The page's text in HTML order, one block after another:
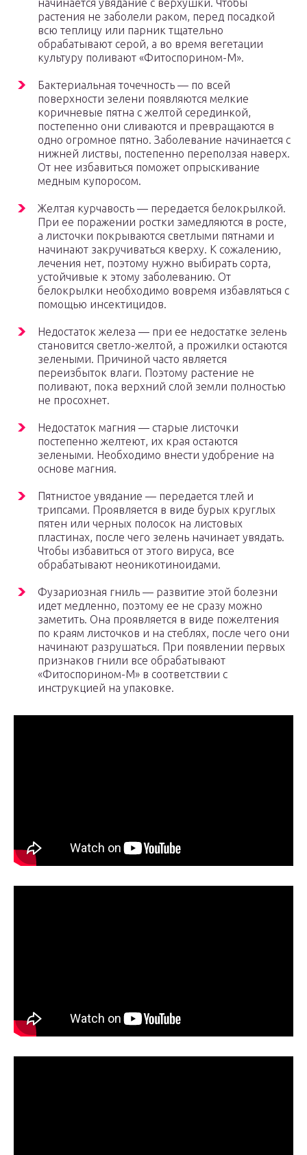
начинается увядание с верхушки. Чтобы
растения не заболели раком, перед посадкой
всю теплицу или парник тщательно
обрабатывают серой, а во время вегетации
культуру поливают «Фитоспорином-М».
Бактериальная точечность — по всей
поверхности зелени появляются мелкие
коричневые пятна с желтой серединкой,
постепенно они сливаются и превращаются в
одно огромное пятно. Заболевание начинается с
нижней листвы, постепенно переползая наверх.
От нее избавиться поможет опрыскивание
медным купоросом.
Желтая курчавость — передается белокрылкой.
При ее поражении ростки замедляются в росте,
а листочки покрываются светлыми пятнами и
начинают закручиваться кверху. К сожалению,
лечения нет, поэтому нужно выбирать сорта,
устойчивые к этому заболеванию. От
белокрылки необходимо вовремя избавляться с
помощью инсектицидов.
Недостаток железа — при ее недостатке зелень
становится светло-желтой, а прожилки остаются
зелеными. Причиной часто является
переизбыток влаги. Поэтому растение не
поливают, пока верхний слой земли полностью
не просохнет.
Недостаток магния — старые листочки
постепенно желтеют, их края остаются
зелеными. Необходимо внести удобрение на
основе магния.
Пятнистое увядание — передается тлей и
трипсами. Проявляется в виде бурых круглых
пятен или черных полосок на листовых
пластинах, после чего зелень начинает увядать.
Чтобы избавиться от этого вируса, все
обрабатывают неоникотиноидами.
Фузариозная гниль — развитие этой болезни
идет медленно, поэтому ее не сразу можно
заметить. Она проявляется в виде пожелтения
по краям листочков и на стеблях, после чего они
начинают разрушаться. При появлении первых
признаков гнили все обрабатывают
«Фитоспорином-М» в соответствии с
инструкцией на упаковке.